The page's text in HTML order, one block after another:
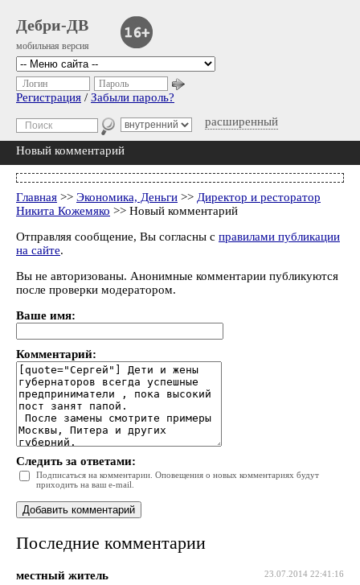
Дебри-ДВ
мобильная версия
расширенный
Логин Пароль
Регистрация / Забыли пароль?
Новый комментарий
Главная >> Экономика, Деньги >> Директор и ресторатор
Никита Кожемяко >> Новый комментарий
Отправляя сообщение, Вы согласны с правилами публикации
на сайте.
Вы не авторизованы. Анонимные комментарии публикуются
после проверки модератором.
Ваше имя:
Комментарий:
Следить за ответами:
Подписаться на комментарии. Оповещения о новых комментариях будут
приходить на ваш e-mail.
Последние комментарии
23.07.2014 22:41:16
местный житель